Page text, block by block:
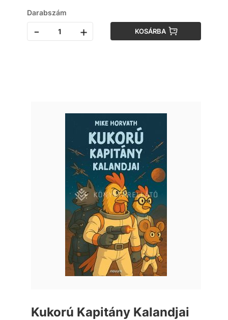
Darabszám
- + KOSÁRBA
Kukorú Kapitány Kalandjai